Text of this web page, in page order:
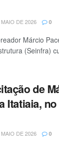
DE 2026 0
Márcio
(Seinfra)
de
Itatiaia,
DE 2026 0